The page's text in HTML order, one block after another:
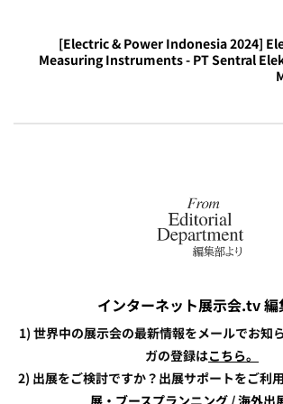
[Electric & Power Indonesia 2024]
Measuring Instruments - PT Sentral
インターネット展示会.tv 編
1) 世界中の展示会の最新情報をメールでお知
ガの登録はこちら。
2) 出展をご検討ですか？出展サポートをご利用